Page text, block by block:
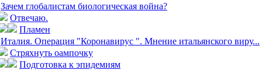
Зачем глобалистам биологическая война?
Отвечаю.
Пламен
Италия. Операция "Коронавирус ". Мнение итальянского виру...
Стряхнуть оампочку
Подготовка к эпидемиям